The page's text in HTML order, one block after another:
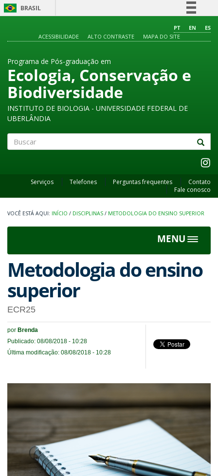
BRASIL
Comunica BR
Acesso à informação
Legislação
PT EN
ES
ACESSIBILIDADE
ALTO CONTRASTE MAPA DO SITE
Programa de Pós-graduação em
Ecologia, Conservação e
Biodiversidade
INSTITUTO DE BIOLOGIA - UNIVERSIDADE FEDERAL DE
UBERLÂNDIA
Serviços Telefones Perguntas frequentes
Contato
Fale conosco
INÍCIO / DISCIPLINAS / METODOLOGIA DO ENSINO SUPERIOR
MENU
Toggle
Metodologia do ensino
superior
ECR25
por Brenda
Publicado: 08/08/2018 - 10:28
Última modificação: 08/08/2018 - 10:28